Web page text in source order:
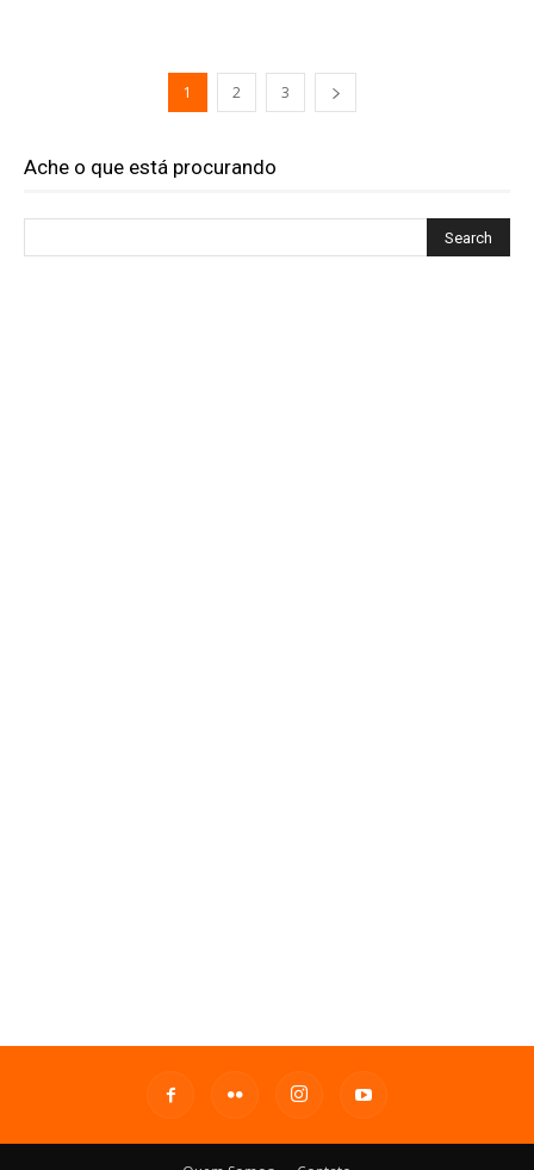
1 2 3
Ache o que está procurando